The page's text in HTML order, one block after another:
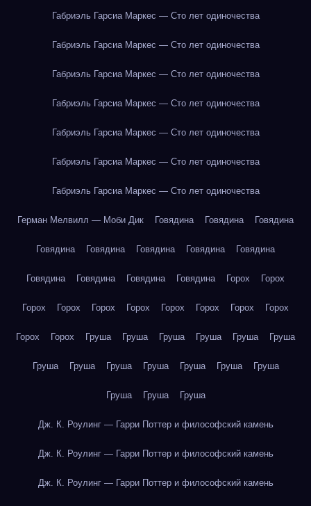
Габриэль Гарсиа Маркес — Сто лет одиночества
Габриэль Гарсиа Маркес — Сто лет одиночества
Габриэль Гарсиа Маркес — Сто лет одиночества
Габриэль Гарсиа Маркес — Сто лет одиночества
Габриэль Гарсиа Маркес — Сто лет одиночества
Габриэль Гарсиа Маркес — Сто лет одиночества
Габриэль Гарсиа Маркес — Сто лет одиночества
Герман Мелвилл — Моби Дик Говядина Говядина Говядина
Говядина Говядина Говядина Говядина Говядина
Говядина Говядина Говядина Говядина Горох Горох
Горох Горох Горох Горох Горох Горох Горох Горох
Горох Горох Груша Груша Груша Груша Груша Груша
Груша Груша Груша Груша Груша Груша Груша
Груша Груша Груша
Дж. К. Роулинг — Гарри Поттер и философский камень
Дж. К. Роулинг — Гарри Поттер и философский камень
Дж. К. Роулинг — Гарри Поттер и философский камень